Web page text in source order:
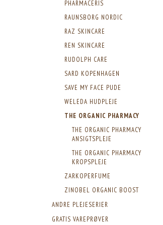
PHARMACERIS
RAUNSBORG NORDIC
RAZ SKINCARE
REN SKINCARE
RUDOLPH CARE
SARD KOPENHAGEN
SAVE MY FACE PUDE
WELEDA HUDPLEJE
THE ORGANIC PHARMACY
THE ORGANIC PHARMACY
ANSIGTSPLEJE
THE ORGANIC PHARMACY
KROPSPLEJE
ZARKOPERFUME
ZINOBEL ORGANIC BOOST
ANDRE PLEJESERIER
GRATIS VAREPRØVER